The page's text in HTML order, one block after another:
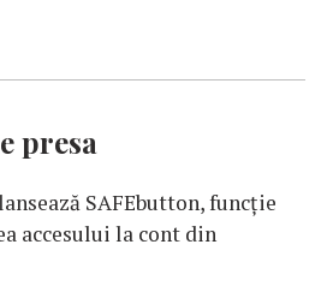
presa
SAFEbutton, funcţie
accesului la cont din